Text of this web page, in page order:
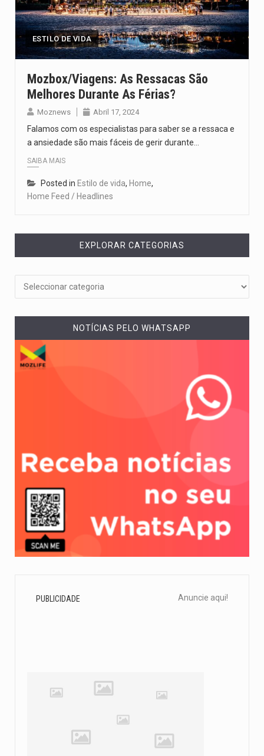
O pagamento marca o desfecho de um dos processos mais…
O programa, cuja implementação está prevista entre abril de 2026…
ESTILO DE VIDA
Mozbox/Viagens: As Ressacas São
Melhores Durante As Férias?
Moznews Abril 17, 2024
Falamos com os especialistas para saber se a ressaca e
a ansiedade são mais fáceis de gerir durante…
SAIBA MAIS
Posted in Estilo de vida, Home,
Home Feed / Headlines
EXPLORAR CATEGORIAS
NOTÍCIAS PELO WHATSAPP
PUBLICIDADE Anuncie aqui!